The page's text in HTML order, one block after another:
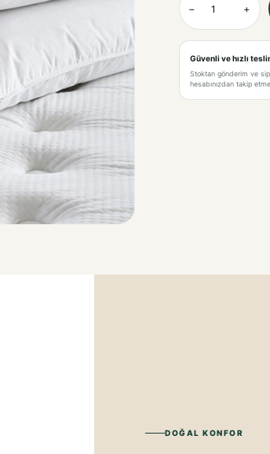
− +
Güvenli ve hızlı
Stoktan gönderim ve
hesabınızdan takip etme
DOĞAL KONFOR